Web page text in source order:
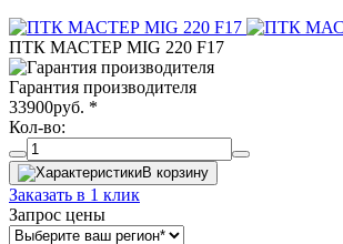
ПТК МАСТЕР MIG 220 F17
Гарантия производителя
33900руб. *
Кол-во:
В корзину
Заказать в 1 клик
Запрос цены